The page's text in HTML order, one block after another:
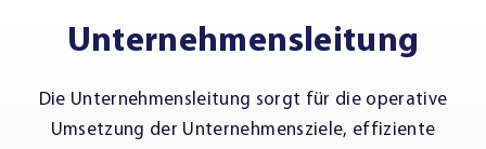
Unternehmensleitung
Die Unternehmensleitung sorgt für die operative
Umsetzung der Unternehmensziele, effiziente